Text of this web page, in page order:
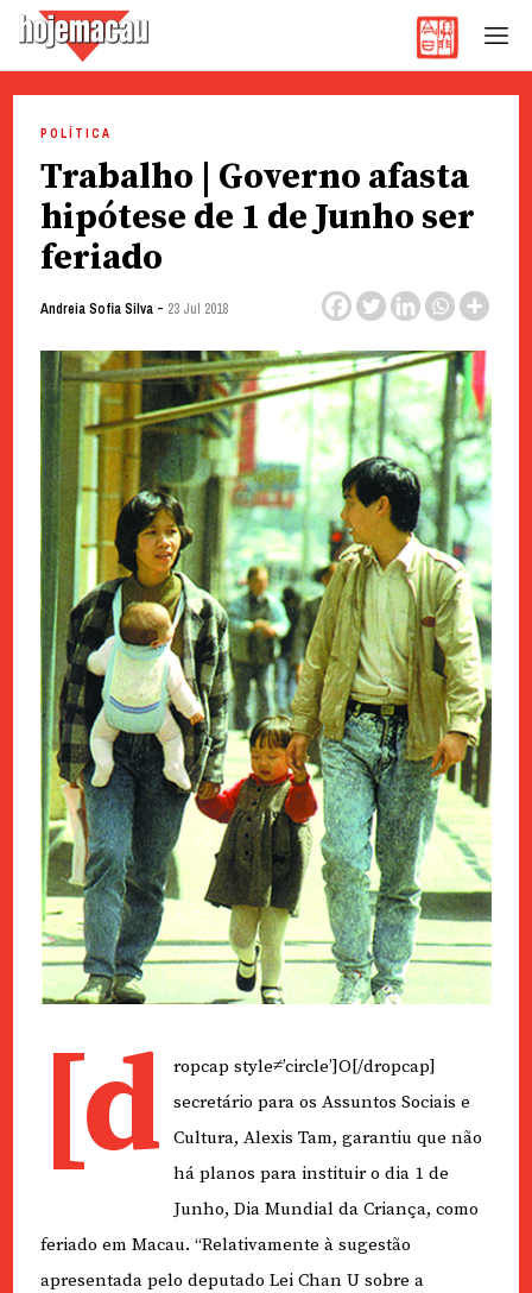
content
POLÍTICA
Trabalho | Governo afasta
hipótese de 1 de Junho ser
feriado
Andreia Sofia Silva- 23 Jul 2018
[d
ropcap style≠’circle’]O[/dropcap]
secretário para os Assuntos Sociais e
Cultura, Alexis Tam, garantiu que não
há planos para instituir o dia 1 de
Junho, Dia Mundial da Criança, como
feriado em Macau. “Relativamente à sugestão
apresentada pelo deputado Lei Chan U sobre a